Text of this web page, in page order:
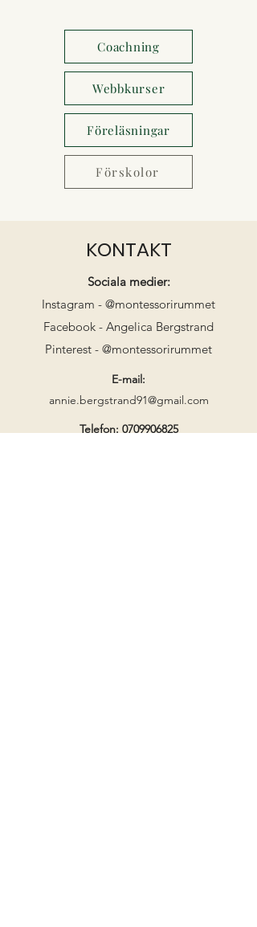
Coachning
Webbkurser
Föreläsningar
Förskolor
KONTAKT
Sociala medier:
Instagram - @montessorirummet
Facebook - Angelica Bergstrand
Pinterest - @montessorirummet
E-mail:
annie.bergstrand91@gmail.com
Telefon: 0709906825